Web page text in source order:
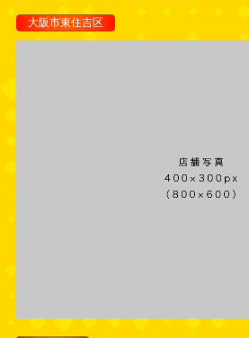
大阪市東住吉区